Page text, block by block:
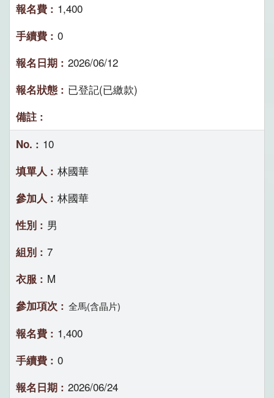
1,400
0
2026/06/12
已登記(已繳款)
10
林國華
林國華
男
7
M
全馬(含晶片)
1,400
0
2026/06/24